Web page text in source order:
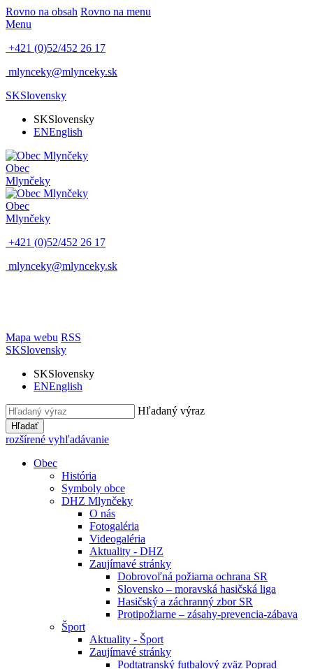
Rovno na obsah Rovno na menu
Menu
+421 (0)52/452 26 17
mlynceky@mlynceky.sk
SKSlovensky
SKSlovensky
ENEnglish
Obec
Mlynčeky
Obec
Mlynčeky
+421 (0)52/452 26 17
mlynceky@mlynceky.sk
Mapa webu RSS
SKSlovensky
SKSlovensky
ENEnglish
Hľadaný výraz
Hľadať
rozšírené vyhľadávanie
Obec
História
Symboly obce
DHZ Mlynčeky
O nás
Fotogaléria
Videogaléria
Aktuality - DHZ
Zaujímavé stránky
Dobrovoľná požiarna ochrana SR
Slovensko – moravská hasičská liga
Hasičský a záchranný zbor SR
Protipožiarne – zásahy-prevencia-zábava
Šport
Aktuality - Šport
Zaujímavé stránky
Podtatranský futbalový zväz Poprad